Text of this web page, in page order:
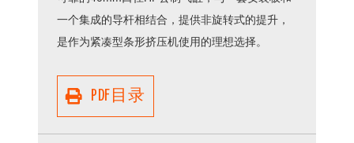
一个集成的导杆相结合，提供非旋转式的提升，
是作为紧凑型条形挤压机使用的理想选择。
PDF目录